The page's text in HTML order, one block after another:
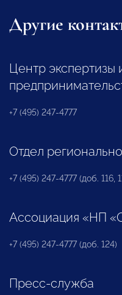
Другие
Центр экспертизы
+7 (495) 247-4777
Отдел
+7 (495) 247-4777 (доб. 116,
Ассоциация «НП
+7 (495) 247-4777 (доб. 124)
Пресс-служба